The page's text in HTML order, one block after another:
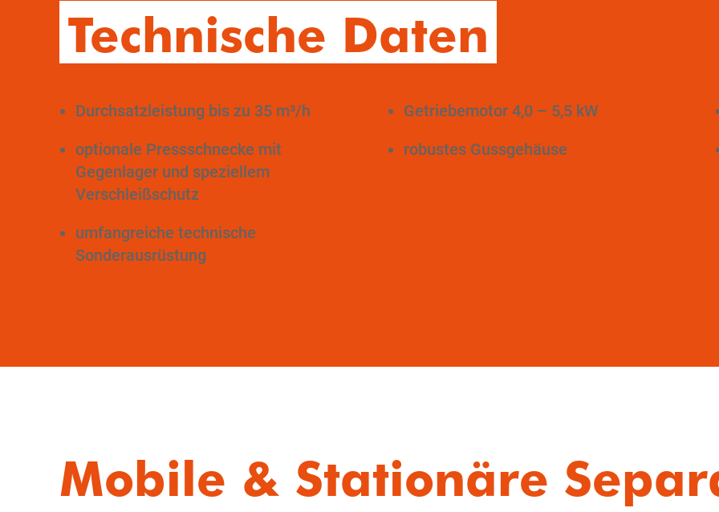
Technische Daten
Durchsatzleistung bis zu 35 m³/h Getriebemotor 4,0 – 5,5 kW
optionale Pressschnecke mit
Gegenlager und speziellem
Verschleißschutz
robustes Gussgehäuse
umfangreiche technische
Sonderausrüstung
Mobile & Stationäre